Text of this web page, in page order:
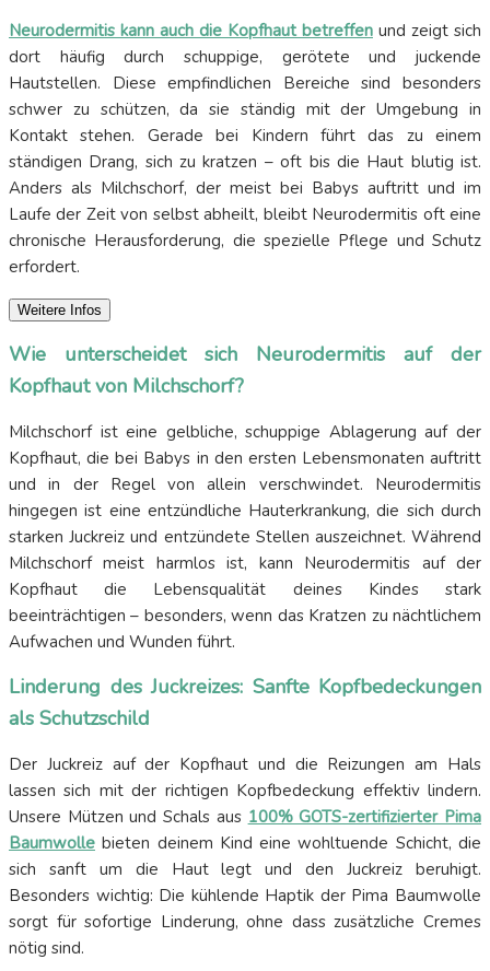
Neurodermitis kann auch die Kopfhaut betreffen und zeigt sich
dort häufig durch schuppige, gerötete und juckende
Hautstellen. Diese empfindlichen Bereiche sind besonders
schwer zu schützen, da sie ständig mit der Umgebung in
Kontakt stehen. Gerade bei Kindern führt das zu einem
ständigen Drang, sich zu kratzen – oft bis die Haut blutig ist.
Anders als Milchschorf, der meist bei Babys auftritt und im
Laufe der Zeit von selbst abheilt, bleibt Neurodermitis oft eine
chronische Herausforderung, die spezielle Pflege und Schutz
erfordert.
Weitere Infos
Wie unterscheidet sich Neurodermitis auf der
Kopfhaut von Milchschorf?
Milchschorf ist eine gelbliche, schuppige Ablagerung auf der
Kopfhaut, die bei Babys in den ersten Lebensmonaten auftritt
und in der Regel von allein verschwindet. Neurodermitis
hingegen ist eine entzündliche Hauterkrankung, die sich durch
starken Juckreiz und entzündete Stellen auszeichnet. Während
Milchschorf meist harmlos ist, kann Neurodermitis auf der
Kopfhaut die Lebensqualität deines Kindes stark
beeinträchtigen – besonders, wenn das Kratzen zu nächtlichem
Aufwachen und Wunden führt.
Linderung des Juckreizes: Sanfte Kopfbedeckungen
als Schutzschild
Der Juckreiz auf der Kopfhaut und die Reizungen am Hals
lassen sich mit der richtigen Kopfbedeckung effektiv lindern.
Unsere Mützen und Schals aus 100% GOTS-zertifizierter Pima
Baumwolle bieten deinem Kind eine wohltuende Schicht, die
sich sanft um die Haut legt und den Juckreiz beruhigt.
Besonders wichtig: Die kühlende Haptik der Pima Baumwolle
sorgt für sofortige Linderung, ohne dass zusätzliche Cremes
nötig sind.